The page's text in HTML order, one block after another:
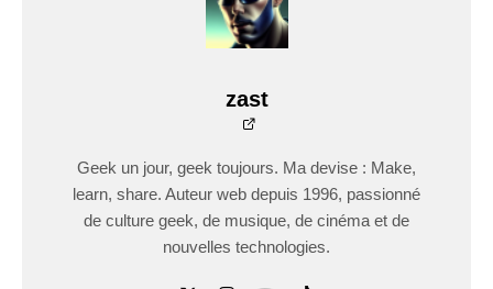
zast
Geek un jour, geek toujours. Ma devise : Make,
learn, share. Auteur web depuis 1996, passionné
de culture geek, de musique, de cinéma et de
nouvelles technologies.